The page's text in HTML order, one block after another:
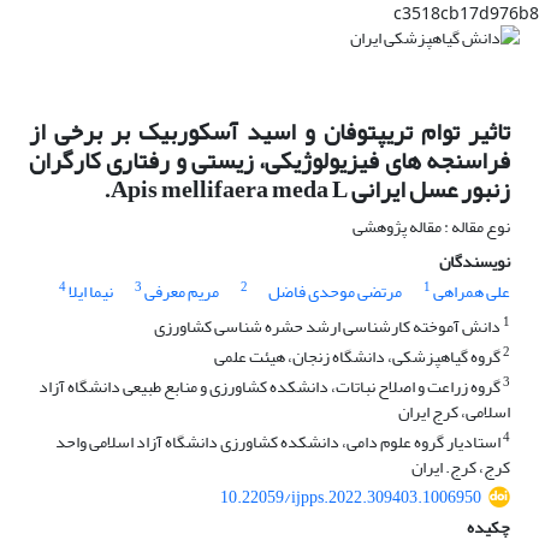
c3518cb17d976b8
تاثیر توام تریپتوفان و اسید آسکوربیک بر برخی از
فراسنجه های فیزیولوژیکی، زیستی و رفتاری کارگران
زنبور عسل ایرانی Apis mellifaera meda L.
نوع مقاله : مقاله پژوهشی
نویسندگان
علی همراهی1 مرتضی موحدی فاضل 2 مریم معرفی3 نیما ایلا4
1 دانش آموخته کارشناسی ارشد حشره شناسی کشاورزی
2گروه گیاهپزشکی، دانشگاه زنجان، هیئت علمی
3گروه زراعت و اصلاح نباتات، دانشکده کشاورزی و منابع طبیعی دانشگاه آزاد
اسلامی، کرج ایران
4استادیار گروه علوم دامی، دانشکده کشاورزی دانشگاه آزاد اسلامی واحد
کرج، کرج. ایران
10.22059/ijpps.2022.309403.1006950
چکیده